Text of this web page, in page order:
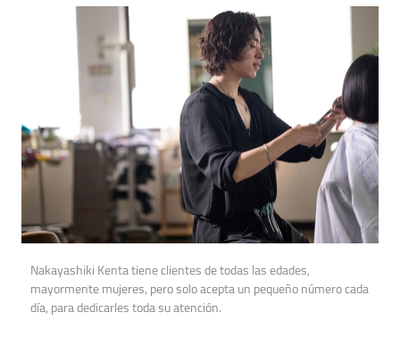
Nakayashiki Kenta tiene clientes de todas las edades,
mayormente mujeres, pero solo acepta un pequeño número cada
día, para dedicarles toda su atención.